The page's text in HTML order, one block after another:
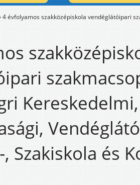
4 évfolyamos szakközépiskola vendéglátóipari
Kereskedelmi,
, Szakiskola és